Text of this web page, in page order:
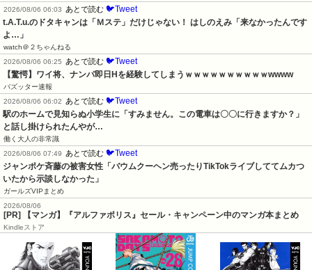
2026/08/06 06:03 あとで読む 🐦Tweet
t.A.T.u.のドタキャンは「Ｍステ」だけじゃない！ はしのえみ「来なかったんです
よ…」
watch＠２ちゃんねる
2026/08/06 06:25
あとで読む 🐦Tweet
【驚愕】ワイ将、ナンパ即日Hを経験してしまうｗｗｗｗｗｗｗｗｗｗwwww
バズッター速報
2026/08/06 06:02
あとで読む 🐦Tweet
駅のホームで見知らぬ小学生に「すみません。この電車は〇〇に行きますか？」
と話し掛けられたんやが…
働く大人の非常識
2026/08/06 07:49
あとで読む 🐦Tweet
ジャンポケ斉藤の被害女性「バウムクーヘン売ったりTikTokライブしててムカつ
いたから示談しなかった」
ガールズVIPまとめ
2026/08/06
[PR] 【マンガ】『アルファポリス』セール・キャンペーン中のマンガ本まとめ
Kindleストア